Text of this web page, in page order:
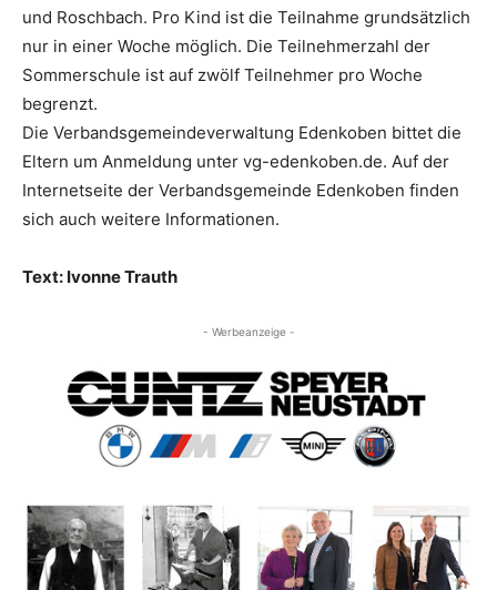
und Roschbach. Pro Kind ist die Teilnahme grundsätzlich
nur in einer Woche möglich. Die Teilnehmerzahl der
Sommerschule ist auf zwölf Teilnehmer pro Woche
begrenzt.
Die Verbandsgemeindeverwaltung Edenkoben bittet die
Eltern um Anmeldung unter vg-edenkoben.de. Auf der
Internetseite der Verbandsgemeinde Edenkoben finden
sich auch weitere Informationen.
Text: Ivonne Trauth
- Werbeanzeige -